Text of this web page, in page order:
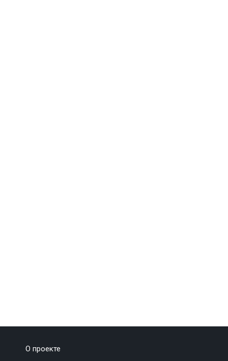
О проекте